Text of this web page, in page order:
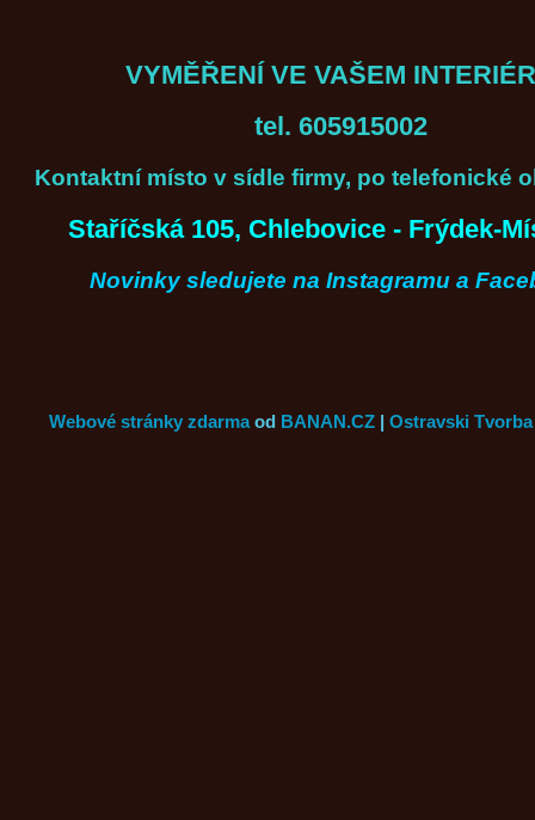
VYMĚŘENÍ VE VAŠEM
tel. 605915002
Kontaktní místo v sídle firmy, po telefonické
Staříčská 105, Chlebovice - Frýdek-
Novinky sledujete na Instagramu a
Webové stránky zdarmaod BANAN.CZ | Ostravski